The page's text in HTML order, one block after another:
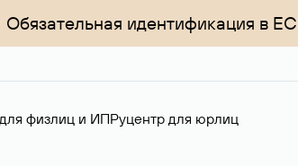
Обязательная идентификация в
физлиц и ИПРуцентр для юрлиц